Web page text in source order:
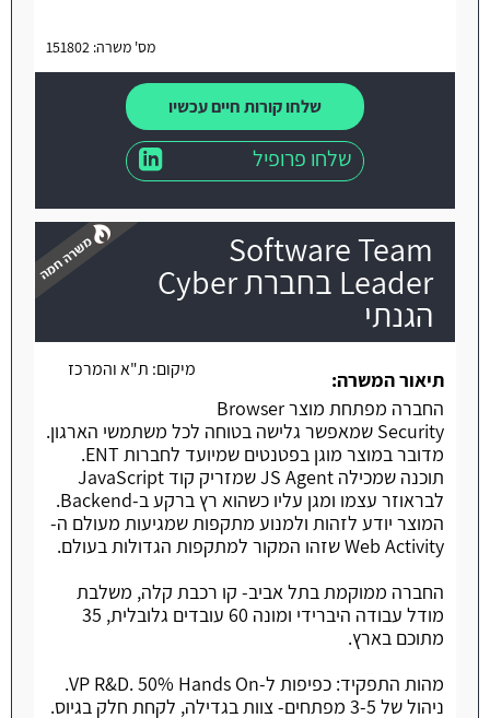
מס' משרה: 151802
שלחו קורות חיים עכשיו
שלחו פרופיל
Software Team
Leader בחברת Cyber
הגנתי
משרה חמה
מיקום: ת"א והמרכז
תיאור המשרה:
החברה מפתחת מוצר Browser
Security שמאפשר גלישה בטוחה לכל משתמשי הארגון.
מדובר במוצר מוגן בפטנטים שמיועד לחברות ENT.
תוכנה שמכילה JS Agent שמזריק קוד JavaScript
לבראוזר עצמו ומגן עליו כשהוא רץ ברקע ב-Backend.
המוצר יודע לזהות ולמנוע מתקפות שמגיעות מעולם ה-
Web Activity שזהו המקור למתקפות הגדולות בעולם.
החברה ממוקמת בתל אביב- קו רכבת קלה, משלבת
מודל עבודה היברידי ומונה 60 עובדים גלובלית, 35
מתוכם בארץ.
מהות התפקיד: כפיפות ל-VP R&D. 50% Hands On.
ניהול של 3-5 מפתחים- צוות בגדילה, לקחת חלק בגיוס.